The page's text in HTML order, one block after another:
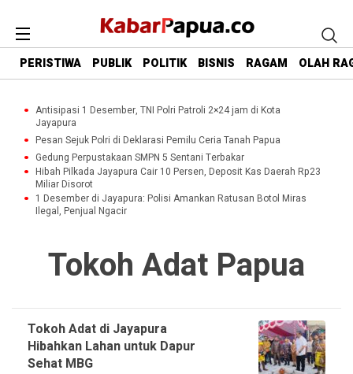
PERISTIWA PUBLIK POLITIK BISNIS RAGAM OLAH
Antisipasi 1 Desember, TNI Polri Patroli 2×24 jam di Kota
Jayapura
Pesan Sejuk Polri di Deklarasi Pemilu Ceria Tanah Papua
Gedung Perpustakaan SMPN 5 Sentani Terbakar
Hibah Pilkada Jayapura Cair 10 Persen, Deposit Kas Daerah Rp23
Miliar Disorot
1 Desember di Jayapura: Polisi Amankan Ratusan Botol Miras
Ilegal, Penjual Ngacir
Tokoh Adat Papua
Tokoh Adat di Jayapura
Hibahkan Lahan untuk Dapur
Sehat MBG